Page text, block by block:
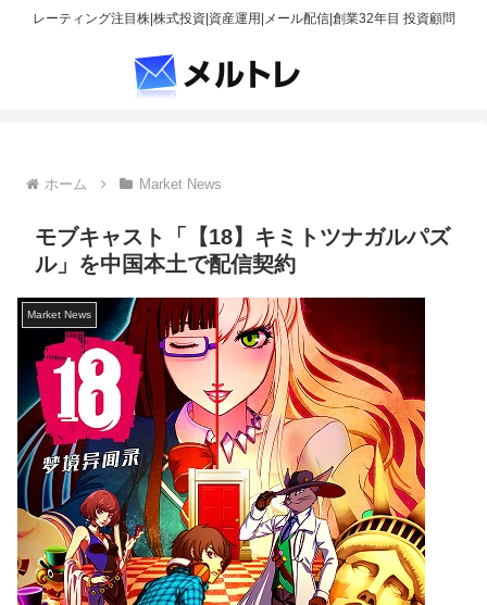
レーティング注目株|株式投資|資産運用|メール配信|創業32年目 投資顧問
ホーム Market News
モブキャスト「【18】キミトツナガルパズ
ル」を中国本土で配信契約
Market News